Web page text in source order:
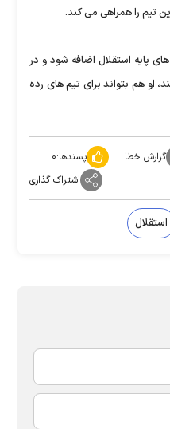
تیم را همراهی می کند.
پایه استقلال اضافه شود و در
او هم بتواند برای تیم های رده
گزارش خطا پسندها:۰
اشتراک گذاری
استقلال